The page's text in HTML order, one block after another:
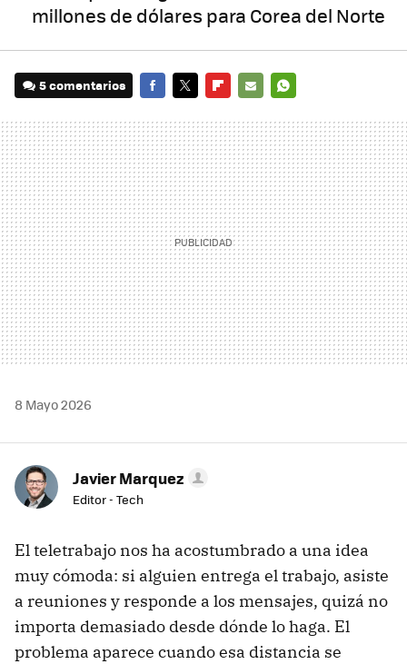
millones de dólares para Corea del Norte
5 comentarios
MAIL
8 Mayo 2026
Javier Marquez
Editor - Tech
El teletrabajo nos ha acostumbrado a una idea
muy cómoda: si alguien entrega el trabajo, asiste
a reuniones y responde a los mensajes, quizá no
importa demasiado desde dónde lo haga. El
problema aparece cuando esa distancia se